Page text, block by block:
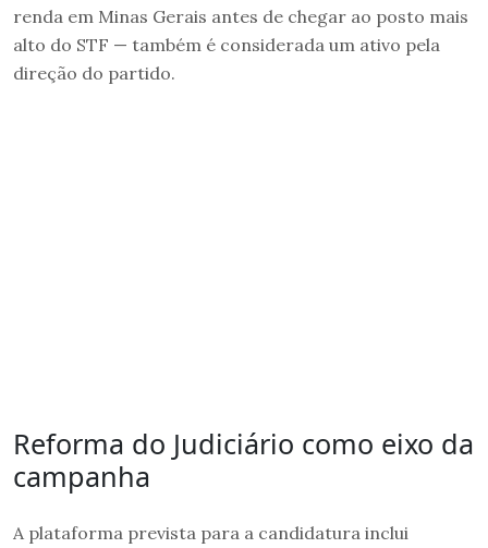
renda em Minas Gerais antes de chegar ao posto mais
alto do STF — também é considerada um ativo pela
direção do partido.
Reforma do Judiciário como eixo da
campanha
A plataforma prevista para a candidatura inclui